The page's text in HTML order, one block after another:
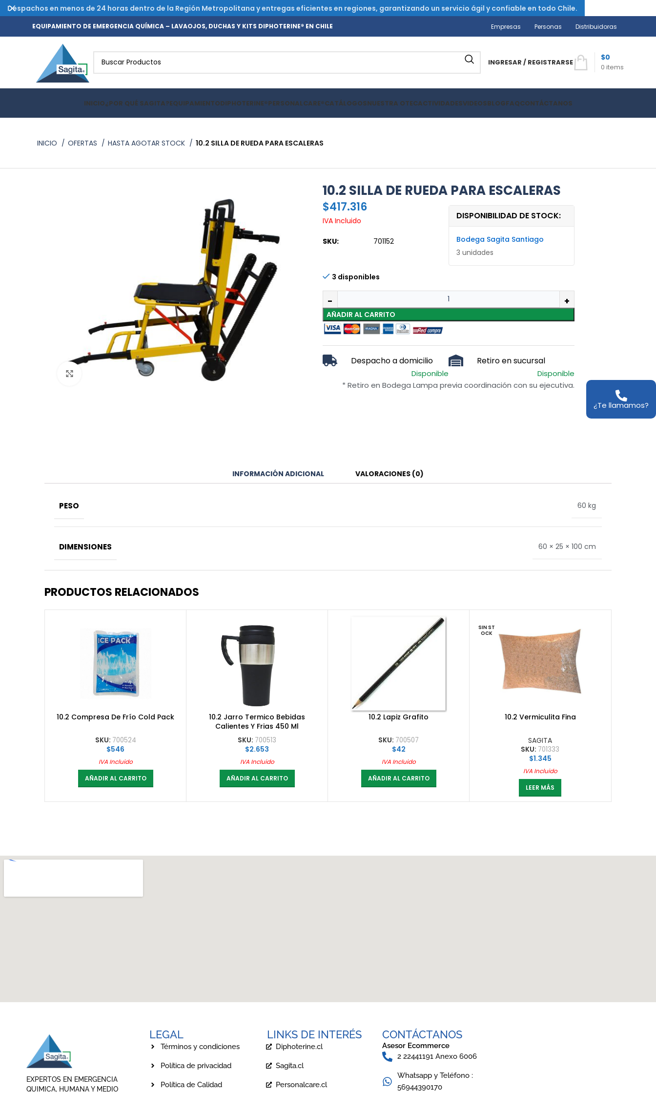
EQUIPAMIENTO DE EMERGENCIA QUÍMICA – LAVAOJOS, DUCHAS Y KITS DIPHOTERINE® EN CHILE Empresas Personas Distribuidoras
INGRESAR / REGISTRARSE
0 items
$0
INICIO¿POR QUÉ SAGITA?EQUIPAMIENTODIPHOTERINE®PERSONALCARE®CATÁLOGOSNUESTRA OTECACTIVIDADESVIDEOSBLOGFAQCONTÁCTANOS
INICIO OFERTAS HASTA AGOTAR STOCK 10.2 SILLA DE RUEDA PARA ESCALERAS
Haz clic para ampliar
10.2 SILLA DE RUEDA PARA ESCALERAS
¿Te llamamos?
$417.316
IVA Incluido
SKU: 701152
DISPONIBILIDAD DE STOCK:
Bodega Sagita Santiago
3 unidades
3 disponibles
AÑADIR AL CARRITO
Despacho a domicilio
Disponible
Retiro en sucursal
Disponible
* Retiro en Bodega Lampa previa coordinación con su ejecutiva.
INFORMACIÓN ADICIONAL VALORACIONES (0)
PESO 60 kg
DIMENSIONES 60 × 25 × 100 cm
PRODUCTOS RELACIONADOS
10.2 Compresa De Frío Cold Pack
SKU: 700524
$546
IVA Incluido
AÑADIR AL CARRITO
10.2 Jarro Termico Bebidas
Calientes Y Frias 450 Ml
SKU: 700513
$2.653
IVA Incluido
AÑADIR AL CARRITO
10.2 Lapiz Grafito
SKU: 700507
$42
IVA Incluido
AÑADIR AL CARRITO
SIN ST
OCK
10.2 Vermiculita Fina
SAGITA
SKU: 701333
$1.345
IVA Incluido
LEER MÁS
EXPERTOS EN EMERGENCIA
QUIMICA, HUMANA Y MEDIO
LEGAL
Términos y condiciones
Política de privacidad
Política de Calidad
LINKS DE INTERÉS
Diphoterine.cl
Sagita.cl
Personalcare.cl
CONTÁCTANOS
Asesor Ecommerce
2 22441191 Anexo 6006
Whatsapp y Teléfono :
56944390170
Despachos en menos de 24 horas dentro de la Región Metropolitana y entregas eficientes en regiones, garantizando un servicio ágil y confiable en todo Chile.